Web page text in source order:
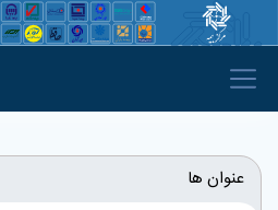
عنوان ها